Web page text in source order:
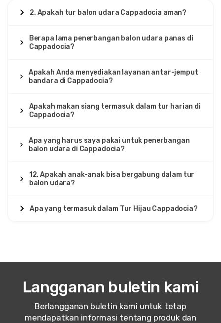
2. Apakah tur balon udara Cappadocia aman?
Berapa lama penerbangan balon udara panas di
Cappadocia?
Apakah Anda menyediakan layanan antar-jemput
bandara di Cappadocia?
Apakah makan siang termasuk dalam tur harian di
Cappadocia?
Apa yang harus saya pakai untuk penerbangan
balon udara di Cappadocia?
12. Apakah anak-anak bisa bergabung dalam tur
balon udara?
Apa yang termasuk dalam Tur Hijau Cappadocia?
Langganan buletin kami
Berlangganan buletin kami untuk tetap
mendapatkan informasi tentang produk dan